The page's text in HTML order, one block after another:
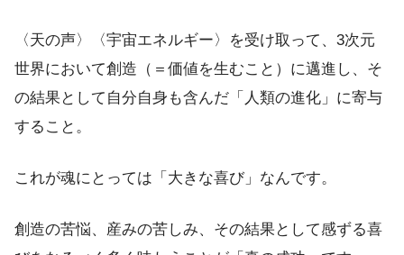
〈天の声〉〈宇宙エネルギー〉を受け取って、3次元
世界において創造（＝価値を生むこと）に邁進し、そ
の結果として自分自身も含んだ「人類の進化」に寄与
すること。
これが魂にとっては「大きな喜び」なんです。
創造の苦悩、産みの苦しみ、その結果として感ずる喜